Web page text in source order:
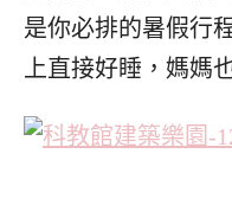
是你必排的暑假行
上直接好睡，媽媽